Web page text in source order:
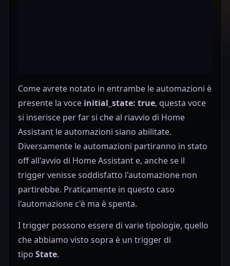
Come avrete notato in entrambe le automazioni è
presente la voce initial_state: true, questa voce
si inserisce per far si che al riavvio di Home
Assistant le automazioni siano abilitate.
Diversamente le automazioni partiranno in stato
off all'avvio di Home Assistant e, anche se il
trigger venisse soddisfatto l'automazione non
partirebbe. Praticamente in questo caso
l'automazione c'è ma è spenta.
I trigger possono essere di varie tipologie, quello
che abbiamo visto sopra è un trigger di
tipo State.